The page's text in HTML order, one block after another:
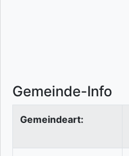
Gemeinde-Info
Gemeindeart: